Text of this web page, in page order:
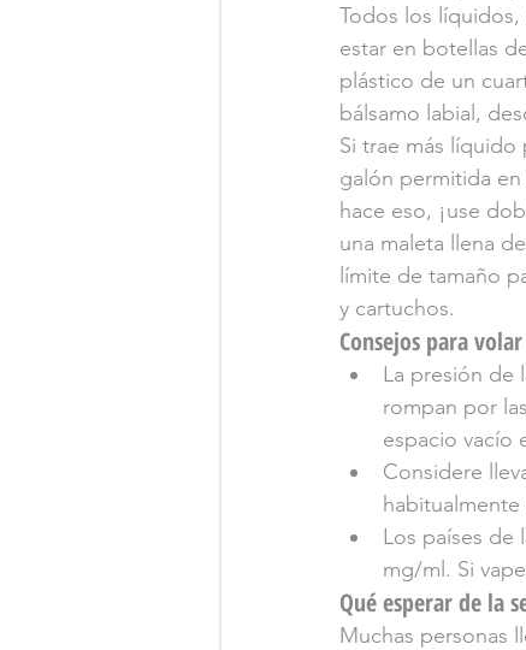
Todos los
estar en botellas
plástico de un
bálsamo labial,
Si trae más
galón permitida
hace eso, ¡use
una maleta llena
límite de tamaño
y cartuchos.
Consejos para
La presión de
rompan por
espacio vacío
Considere
Los países de
mg/ml. Si
Qué esperar de la
Muchas personas